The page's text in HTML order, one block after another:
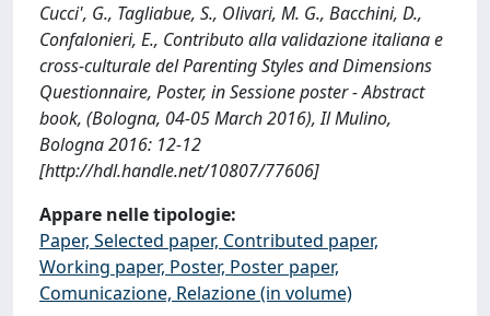
Cucci', G., Tagliabue, S., Olivari, M. G., Bacchini, D.,
Confalonieri, E., Contributo alla validazione italiana e
cross-culturale del Parenting Styles and Dimensions
Questionnaire, Poster, in Sessione poster - Abstract
book, (Bologna, 04-05 March 2016), Il Mulino,
Bologna 2016: 12-12
[http://hdl.handle.net/10807/77606]
Appare nelle tipologie:
Paper, Selected paper, Contributed paper,
Working paper, Poster, Poster paper,
Comunicazione, Relazione (in volume)